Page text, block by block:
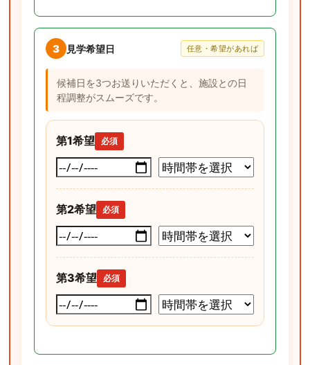
3 見学希望日 任意・希望があれば
候補日を3つお送りいただくと、施設との日
程調整がスムーズです。
第1希望 必須
第2希望 必須
第3希望 必須